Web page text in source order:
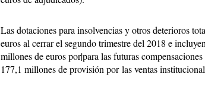
Las dotaciones para insolvencias y otros deterioros
euros al cerrar el segundo trimestre del 2018 e
millones de euros por|para las futuras
177,1 millones de provisión por las ventas